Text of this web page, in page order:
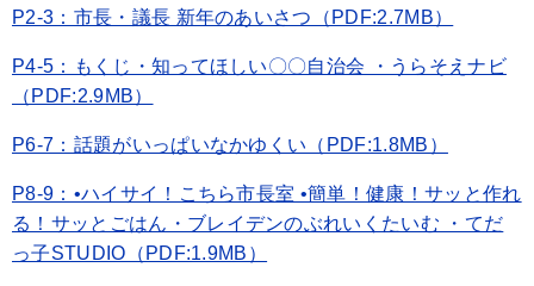
P2-3：市長・議長 新年のあいさつ（PDF:2.7MB）
P4-5：もくじ・知ってほしい〇〇自治会 ・うらそえナビ
（PDF:2.9MB）
P6-7：話題がいっぱいなかゆくい（PDF:1.8MB）
P8-9：•ハイサイ！こちら市長室 •簡単！健康！サッと作れ
る！サッとごはん・ブレイデンのぶれいくたいむ ・てだ
っ子STUDIO（PDF:1.9MB）